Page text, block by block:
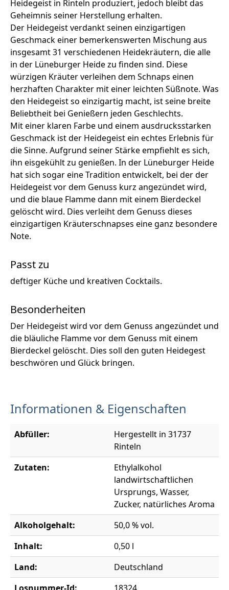
Heidegeist in Rinteln produziert, jedoch bleibt das
Geheimnis seiner Herstellung erhalten.
Der Heidegeist verdankt seinen einzigartigen
Geschmack einer bemerkenswerten Mischung aus
insgesamt 31 verschiedenen Heidekräutern, die alle
in der Lüneburger Heide zu finden sind. Diese
würzigen Kräuter verleihen dem Schnaps einen
herzhaften Charakter mit einer leichten Süßnote. Was
den Heidegeist so einzigartig macht, ist seine breite
Beliebtheit bei Genießern jeden Geschlechts.
Mit einer klaren Farbe und einem ausdrucksstarken
Geschmack ist der Heidegeist ein echtes Erlebnis für
die Sinne. Aufgrund seiner Stärke empfiehlt es sich,
ihn eisgekühlt zu genießen. In der Lüneburger Heide
hat sich sogar eine Tradition entwickelt, bei der der
Heidegeist vor dem Genuss kurz angezündet wird,
und die blaue Flamme dann mit einem Bierdeckel
gelöscht wird. Dies verleiht dem Genuss dieses
einzigartigen Kräuterschnapses eine ganz besondere
Note.
Passt zu
deftiger Küche und kreativen Cocktails.
Besonderheiten
Der Heidegeist wird vor dem Genuss angezündet und
die bläuliche Flamme vor dem Genuss mit einem
Bierdeckel gelöscht. Dies soll den guten Heidegest
beschwören und Glück bringen.
Informationen & Eigenschaften
Abfüller:
Hergestellt in 31737
Rinteln
Zutaten:
Ethylalkohol
landwirtschaftlichen
Ursprungs, Wasser,
Zucker, natürliches Aroma
Alkoholgehalt:
50,0 % vol.
Inhalt:
0,50 l
Land:
Deutschland